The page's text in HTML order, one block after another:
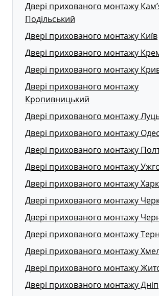
Двері прихованого монтажу
Подільський
Двері прихованого монтажу Київ
Двері прихованого монтажу
Двері прихованого монтажу
Двері прихованого монтажу
Кропивницький
Двері прихованого монтажу
Двері прихованого монтажу
Двері прихованого монтажу
Двері прихованого монтажу
Двері прихованого монтажу
Двері прихованого монтажу
Двері прихованого монтажу
Двері прихованого монтажу
Двері прихованого монтажу
Двері прихованого монтажу
Двері прихованого монтажу